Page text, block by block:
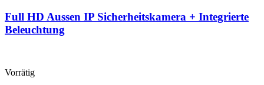
Full HD Aussen IP Sicherheitskamera + Integrierte
Beleuchtung
Vorrätig